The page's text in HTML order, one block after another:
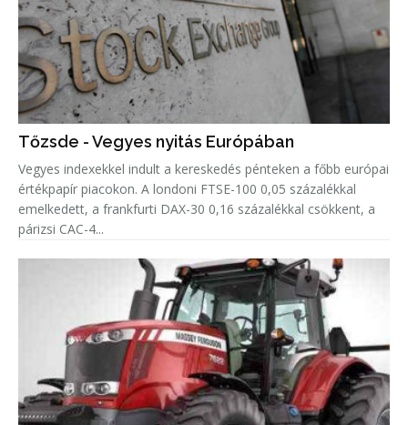
Tőzsde - Vegyes nyitás Európában
Vegyes indexekkel indult a kereskedés pénteken a főbb európai
értékpapír piacokon. A londoni FTSE-100 0,05 százalékkal
emelkedett, a frankfurti DAX-30 0,16 százalékkal csökkent, a
párizsi CAC-4...